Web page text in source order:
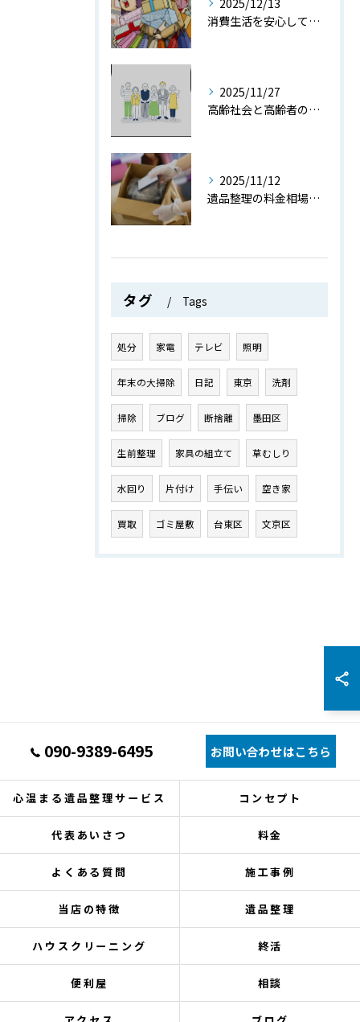
2025/12/13
消費生活を安心して送るための消費社会で役立つ知識とトラブル防止策を徹底解説
2025/11/27
高齢社会と高齢者の現状や課題をデータと共にわかりやすく解説
2025/11/12
遺品整理の料金相場と費用を抑えるためのポイントを詳しく解説
タグ Tags
処分 家電 テレビ 照明
年末の大掃除 日記 東京 洗剤
掃除 ブログ 断捨離 墨田区
生前整理 家具の組立て 草むしり
水回り 片付け 手伝い 空き家
買取 ゴミ屋敷 台東区 文京区
090-9389-6495 お問い合わせはこちら
心温まる遺品整理サービス コンセプト
代表あいさつ 料金
よくある質問 施工事例
当店の特徴 遺品整理
ハウスクリーニング 終活
便利屋 相談